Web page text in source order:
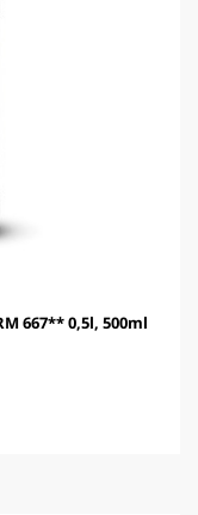
667** 0,5l, 500ml